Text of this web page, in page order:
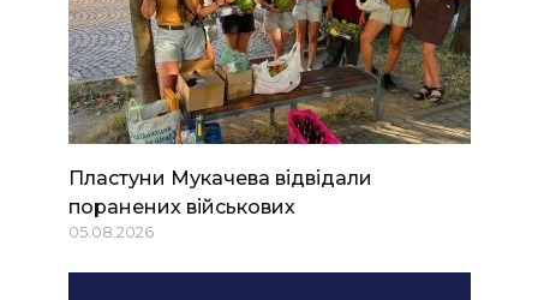
Пластуни Мукачева відвідали
поранених військових
05.08.2026